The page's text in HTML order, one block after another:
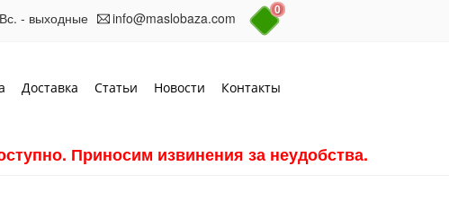
- выходные info@maslobaza.com 0
Доставка Статьи Новости Контакты
Приносим извинения за неудобства.